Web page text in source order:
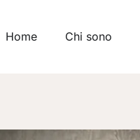
Home Chi sono